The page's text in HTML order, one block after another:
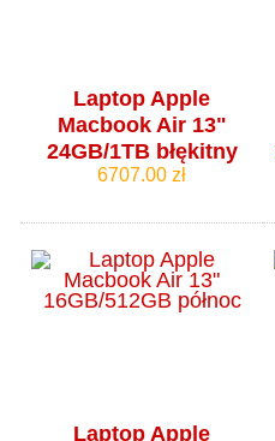
Laptop Apple
Macbook Air 13"
24GB/1TB błękitny
6707.00 zł
Laptop Apple